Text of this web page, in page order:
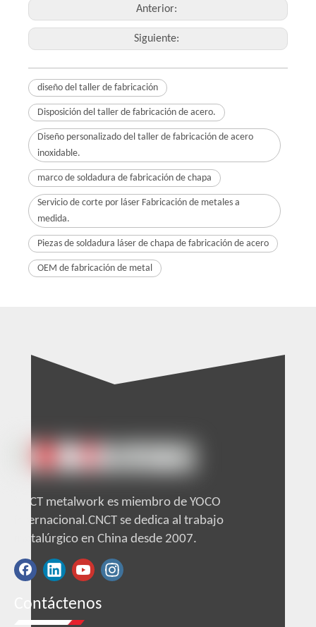
Anterior:
Siguiente:
diseño del taller de fabricación
Disposición del taller de fabricación de acero.
Diseño personalizado del taller de fabricación de acero
inoxidable.
marco de soldadura de fabricación de chapa
Servicio de corte por láser Fabricación de metales a
medida.
Piezas de soldadura láser de chapa de fabricación de acero
OEM de fabricación de metal
CNCT metalwork es miembro de YOCO
internacional.CNCT se dedica al trabajo
metalúrgico en China desde 2007.
Contáctenos